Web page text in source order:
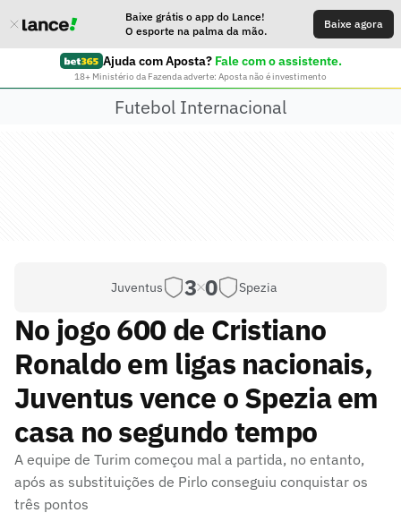
Baixe grátis o app do Lance!
O esporte na palma da mão.
Baixe agora
Ajuda com Aposta? Fale com o assistente.
18+ Ministério da Fazenda adverte: Aposta não é investimento
Futebol Internacional
Juventus 3 0 Spezia
No jogo 600 de Cristiano
Ronaldo em ligas nacionais,
Juventus vence o Spezia em
casa no segundo tempo
A equipe de Turim começou mal a partida, no entanto,
após as substituições de Pirlo conseguiu conquistar os
três pontos